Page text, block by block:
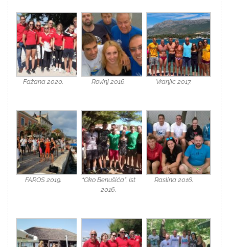
Fažana 2020. Rovinj 2016. Vranjic 2017.
FAROS 2019.
“Oko Benušića”, Ist
2016.
Raslina 2016.